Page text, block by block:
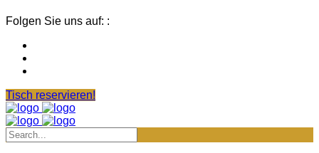
Folgen Sie uns auf: :
Tisch reservieren!